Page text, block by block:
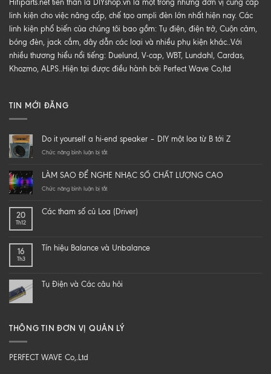
Hifiparts.net tiền thân là DIYshop.vn là một trong những đơn vị cung cấp
linh kiện cho việc nâng cấp, chế tạo ampli đèn lớn nhất hiện nay. Các
linh kiện phổ biến của chúng tôi bao gồm: Tụ điện, điện trở, Cuộn cảm,
bóng đèn, jack cắm, dây dẫn các loại và nhiều phụ kiện khác..Với
nhiều thương hiểu nổi tiếng: Duelund, V-cap, WBT, Lundahl, Cardas,
Khozmo, ALPS..Hiện tại được điều hành bởi Perfect Wave Co,ltd
TIN MỚI ĐĂNG
Do it yourself a hi-end speaker – DIY một loa từ B tới Z
Chức năng bình luận bị tắtở
yourself
a
speaker
loa
Z
LÀM SAO ĐỂ NGHE NHẠC SỐ CHẤT LƯỢNG CAO
Chức năng bình luận bị tắtở
ĐỂ
CHẤT
20
Th12
Các tham số củ Loa (Driver)
16
Th3
Tín hiệu Balance và Unbalance
Tụ Điện và Các câu hỏi
THÔNG TIN ĐƠN VỊ QUẢN LÝ
PERFECT WAVE Co,.Ltd